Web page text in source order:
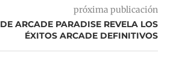
próxima publicación
ARCADE PARADISE REVELA LOS
ÉXITOS ARCADE DEFINITIVOS